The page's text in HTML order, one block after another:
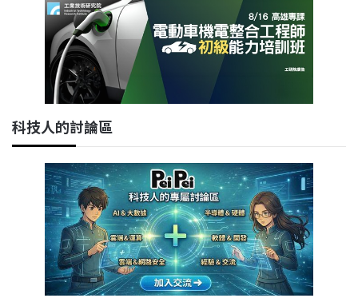
科技人的討論區